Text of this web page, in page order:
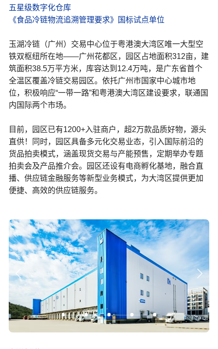
五星级数字化仓库
《食品冷链物流追溯管理要求》国标试点单位
玉湖冷链（广州）交易中心位于粤港澳大湾区唯一大型空
铁双枢纽所在地——广州花都区，园区占地面积312亩，建
筑面积38.5万平方米，库容达到12.4万吨，是广东省首个
全温区覆盖冷链交易园区。依托广州市国家中心城市地
位，积极响应“一带一路”和粤港澳大湾区建设要求，联通国
内国际两个市场。
目前，园区已有1200+入驻商户，超2万款品质好物，源头
直供！同时，园区具备多元化交易业态，引入国际前沿的
货品拍卖模式，涵盖现货交易与产能预售，定期举办专题
拍卖会及产品推介会。园区还设有电商孵化基地，融合直
播、供应链金融服务等新型业务模式，为大湾区提供更加
便捷、高效的供应链服务。